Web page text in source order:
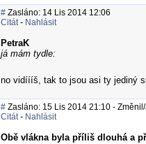
# Zasláno: 14 Lis 2014 12:06
Citát- Nahlásit
PetraK
já mám tydle:
no vidíííš, tak to jsou asi ty jediný
# Zasláno: 15 Lis 2014 21:10 -
Citát- Nahlásit
Obě vlákna byla příliš dlouhá a